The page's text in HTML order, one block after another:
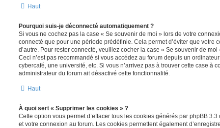
Haut
Pourquoi suis-je déconnecté automatiquement ?
Si vous ne cochez pas la case « Se souvenir de moi » lors de votre
connecté que pour une période prédéfinie. Cela permet d’éviter que votre
d’autre. Pour rester connecté, veuillez cocher la case « Se souvenir de
Ceci n’est pas recommandé si vous accédez au forum depuis un
cybercafé, une université, etc. Si vous n’arrivez pas à trouver cette case à
administrateur du forum ait désactivé cette fonctionnalité.
Haut
À quoi sert « Supprimer les cookies » ?
Cette option vous permet d’effacer tous les cookies générés par phpBB
et votre connexion au forum. Les cookies permettent également